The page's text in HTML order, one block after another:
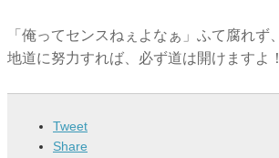
「俺ってセンスねぇよなぁ」ふて腐れず、
地道に努力すれば、必ず道は開けますよ！
Tweet
Share